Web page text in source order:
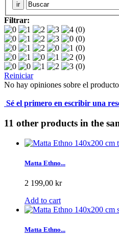
Filtrar:
(0)
(0)
(0)
(0)
(0)
Reiniciar
No hay opiniones sobre el producto
Sé el primero en escribir una
11 other products in the
Matta Ethno...
2 199,00 kr
Add to cart
Matta Ethno...